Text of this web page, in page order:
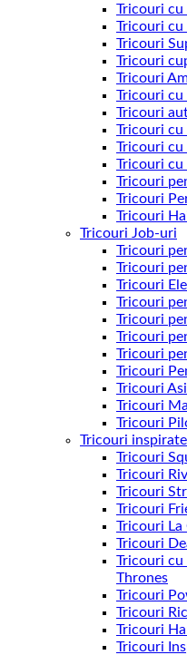
Tricouri cu
Tricouri cu
Tricouri
Tricouri
Tricouri
Tricouri cu
Tricouri
Tricouri cu
Tricouri cu
Tricouri cu
Tricouri
Tricouri
Tricouri
Tricouri Job-uri
Tricouri
Tricouri
Tricouri
Tricouri
Tricouri
Tricouri
Tricouri
Tricouri
Tricouri
Tricouri
Tricouri
Tricouri
Tricouri
Tricouri
Tricouri
Tricouri
Tricouri La
Tricouri
Tricouri cu
Thrones
Tricouri
Tricouri
Tricouri
Tricouri